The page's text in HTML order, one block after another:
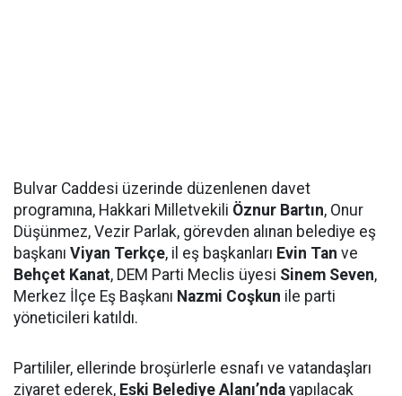
Bulvar Caddesi üzerinde düzenlenen davet
programına, Hakkari Milletvekili Öznur Bartın, Onur
Düşünmez, Vezir Parlak, görevden alınan belediye eş
başkanı Viyan Terkçe, il eş başkanları Evin Tan ve
Behçet Kanat, DEM Parti Meclis üyesi Sinem Seven,
Merkez İlçe Eş Başkanı Nazmi Coşkun ile parti
yöneticileri katıldı.
Partililer, ellerinde broşürlerle esnafı ve vatandaşları
ziyaret ederek, Eski Belediye Alanı’nda yapılacak